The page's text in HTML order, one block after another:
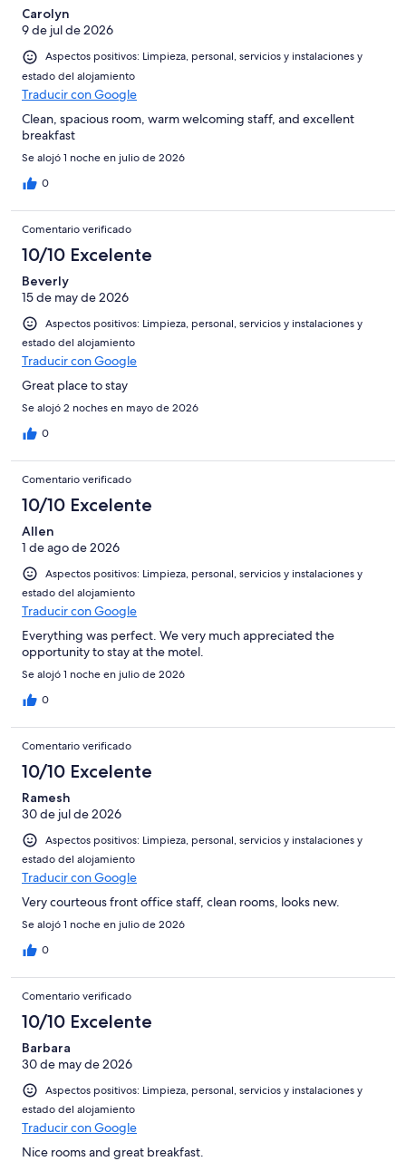
Carolyn
9 de jul de 2026
Aspectos positivos: Limpieza, personal, servicios y instalaciones y
estado del alojamiento
Traducir con Google
Clean, spacious room, warm welcoming staff, and excellent
breakfast
Se alojó 1 noche en julio de 2026
0
Comentario verificado
10/10 Excelente
Beverly
15 de may de 2026
Aspectos positivos: Limpieza, personal, servicios y instalaciones y
estado del alojamiento
Traducir con Google
Great place to stay
Se alojó 2 noches en mayo de 2026
0
Comentario verificado
10/10 Excelente
Allen
1 de ago de 2026
Aspectos positivos: Limpieza, personal, servicios y instalaciones y
estado del alojamiento
Traducir con Google
Everything was perfect. We very much appreciated the
opportunity to stay at the motel.
Se alojó 1 noche en julio de 2026
0
Comentario verificado
10/10 Excelente
Ramesh
30 de jul de 2026
Aspectos positivos: Limpieza, personal, servicios y instalaciones y
estado del alojamiento
Traducir con Google
Very courteous front office staff, clean rooms, looks new.
Se alojó 1 noche en julio de 2026
0
Comentario verificado
10/10 Excelente
Barbara
30 de may de 2026
Aspectos positivos: Limpieza, personal, servicios y instalaciones y
estado del alojamiento
Traducir con Google
Nice rooms and great breakfast.